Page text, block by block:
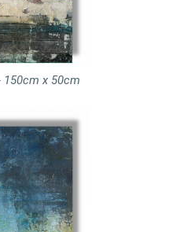
150cm x 50cm